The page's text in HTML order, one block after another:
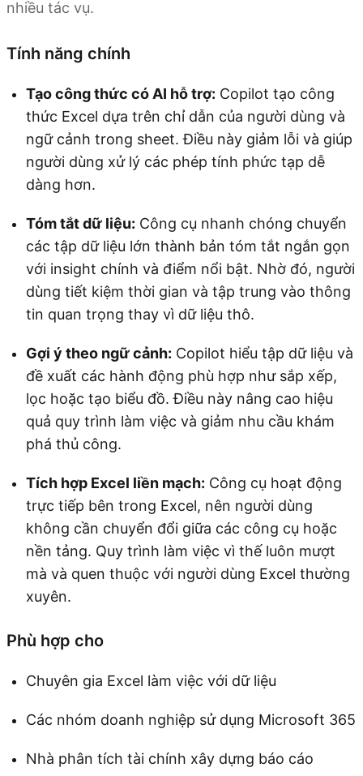
nhiều tác vụ.
Tính năng chính
Tạo công thức có AI hỗ trợ: Copilot tạo công
thức Excel dựa trên chỉ dẫn của người dùng và
ngữ cảnh trong sheet. Điều này giảm lỗi và giúp
người dùng xử lý các phép tính phức tạp dễ
dàng hơn.
Tóm tắt dữ liệu: Công cụ nhanh chóng chuyển
các tập dữ liệu lớn thành bản tóm tắt ngắn gọn
với insight chính và điểm nổi bật. Nhờ đó, người
dùng tiết kiệm thời gian và tập trung vào thông
tin quan trọng thay vì dữ liệu thô.
Gợi ý theo ngữ cảnh: Copilot hiểu tập dữ liệu và
đề xuất các hành động phù hợp như sắp xếp,
lọc hoặc tạo biểu đồ. Điều này nâng cao hiệu
quả quy trình làm việc và giảm nhu cầu khám
phá thủ công.
Tích hợp Excel liền mạch: Công cụ hoạt động
trực tiếp bên trong Excel, nên người dùng
không cần chuyển đổi giữa các công cụ hoặc
nền tảng. Quy trình làm việc vì thế luôn mượt
mà và quen thuộc với người dùng Excel thường
xuyên.
Phù hợp cho
Chuyên gia Excel làm việc với dữ liệu
Các nhóm doanh nghiệp sử dụng Microsoft 365
Nhà phân tích tài chính xây dựng báo cáo